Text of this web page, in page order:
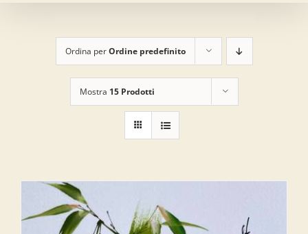
Ordina perOrdine predefinito
Mostra 15 Prodotti